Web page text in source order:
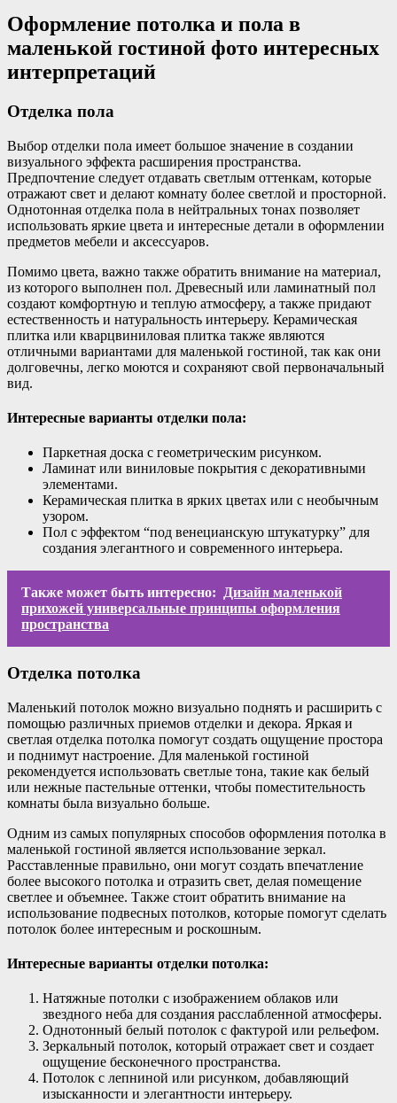
Оформление потолка и пола в
маленькой гостиной фото интересных
интерпретаций
Отделка пола
Выбор отделки пола имеет большое значение в создании
визуального эффекта расширения пространства.
Предпочтение следует отдавать светлым оттенкам, которые
отражают свет и делают комнату более светлой и просторной.
Однотонная отделка пола в нейтральных тонах позволяет
использовать яркие цвета и интересные детали в оформлении
предметов мебели и аксессуаров.
Помимо цвета, важно также обратить внимание на материал,
из которого выполнен пол. Древесный или ламинатный пол
создают комфортную и теплую атмосферу, а также придают
естественность и натуральность интерьеру. Керамическая
плитка или кварцвиниловая плитка также являются
отличными вариантами для маленькой гостиной, так как они
долговечны, легко моются и сохраняют свой первоначальный
вид.
Интересные варианты отделки пола:
Паркетная доска с геометрическим рисунком.
Ламинат или виниловые покрытия с декоративными
элементами.
Керамическая плитка в ярких цветах или с необычным
узором.
Пол с эффектом “под венецианскую штукатурку” для
создания элегантного и современного интерьера.
Также может быть интересно:
Дизайн маленькой
прихожей универсальные принципы оформления
пространства
Отделка потолка
Маленький потолок можно визуально поднять и расширить с
помощью различных приемов отделки и декора. Яркая и
светлая отделка потолка помогут создать ощущение простора
и поднимут настроение. Для маленькой гостиной
рекомендуется использовать светлые тона, такие как белый
или нежные пастельные оттенки, чтобы поместительность
комнаты была визуально больше.
Одним из самых популярных способов оформления потолка в
маленькой гостиной является использование зеркал.
Расставленные правильно, они могут создать впечатление
более высокого потолка и отразить свет, делая помещение
светлее и объемнее. Также стоит обратить внимание на
использование подвесных потолков, которые помогут сделать
потолок более интересным и роскошным.
Интересные варианты отделки потолка:
Натяжные потолки с изображением облаков или
звездного неба для создания расслабленной атмосферы.
Однотонный белый потолок с фактурой или рельефом.
Зеркальный потолок, который отражает свет и создает
ощущение бесконечного пространства.
Потолок с лепниной или рисунком, добавляющий
изысканности и элегантности интерьеру.